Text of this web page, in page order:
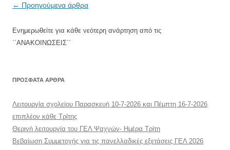
Πλοήγηση
← Προηγούμενα άρθρα
Ενημερωθείτε για κάθε νεότερη ανάρτηση από τις
΄΄ΑΝΑΚΟΙΝΩΣΕΙΣ΄΄
ΠΡΌΣΦΑΤΑ ΆΡΘΡΑ
Λειτουργία σχολείου Παρασκευή 10-7-2026 και Πέμπτη 16-7-2026
επιπλέον κάθε Τρίτης
Θερινή λειτουργία του ΓΕΛ Ψαχνών- Ημέρα Τρίτη
Βεβαίωση Συμμετοχής για τις πανελλαδικές εξετάσεις ΓΕΛ 2026